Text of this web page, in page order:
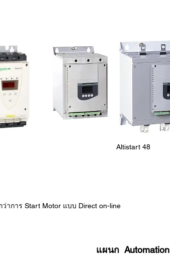
Altistart 48
าการ Start Motor แบบ Direct on-line
แผนก Automation